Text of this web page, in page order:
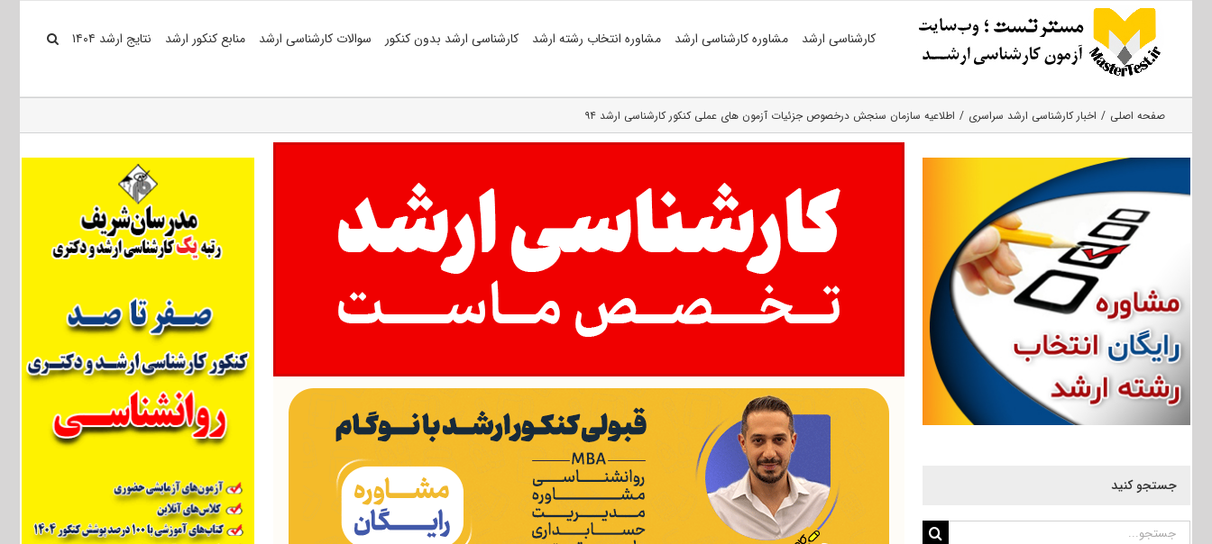
کارشناسی ارشد مشاوره کارشناسی ارشد مشاوره انتخاب رشته ارشد کارشناسی ارشد بدون کنکور سوالات کارشناسی ارشد منابع کنکور ارشد نتایج ارشد ۱۴۰۴
صفحه اصلی اخبار کارشناسی ارشد سراسری اطلاعیه سازمان سنجش درخصوص جزئیات آزمون های عملی کنکور کارشناسی ارشد ۹۴
جستجو کنید
جستجو